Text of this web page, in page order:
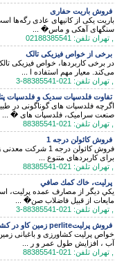
فروش باریت حفاری
باریت یکی از کانیهای عادی رگه‌ها
سنگهای آهکی و ماس� ...
برخی از خواص فیزیکی تالک
در برخی کاربردها، خواص فیزیکی
می‌کند. معیار مهم استفاده ا ...
تفاوت فلدسپات سدیک و فلدسپات
اگرچه فلدسپات های گوناگونی در
صنعت سرامیک، فلدسپات های � ...
فروش کائولن درجه 1
برای کاربردهای متنوع ...
پرلیت، خاك كمك صافي
يكي ديگر از مصارف عمده پرلیت،
مايعات از قبيل فاضلاب صن� ...
فروش پرلیتperlite زمین کاو در کشاورزی و باغبانی
خواص پرلیت کشاورزی و باغبانی
آب ، افزایش طول عمر و ر ...